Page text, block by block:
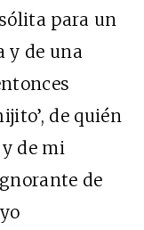
para un
y de una
de quién
y de mi
de